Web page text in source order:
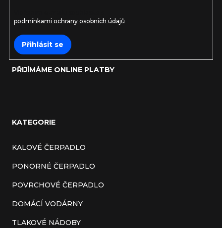
podmínkami ochrany osobních údajů
Přihlásit se
PŘIJÍMÁME ONLINE PLATBY
KATEGORIE
KALOVÉ ČERPADLO
PONORNÉ ČERPADLO
POVRCHOVÉ ČERPADLO
DOMÁCÍ VODÁRNY
TLAKOVÉ NÁDOBY